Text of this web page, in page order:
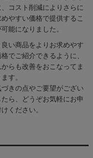
、コスト削減によりさらに
めやすい価格で提供するこ
可能になりました。
良い商品をよりお求めやす
でご紹介できるように、
からも改善をおこなってま
す。
づきの点やご要望がござい
たら、どうぞお気軽にお申
けください。